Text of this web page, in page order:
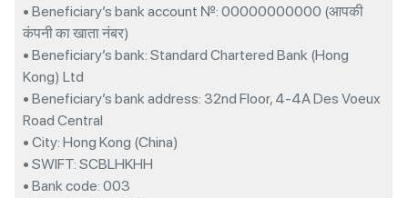
• Beneficiary’s bank account №: 00000000000 (आपकी
कंपनी का खाता नंबर)
• Beneficiary’s bank: Standard Chartered Bank (Hong
Kong) Ltd
• Beneficiary’s bank address: 32nd Floor, 4-4A Des Voeux
Road Central
• City: Hong Kong (China)
• SWIFT: SCBLHKHH
• Bank code: 003